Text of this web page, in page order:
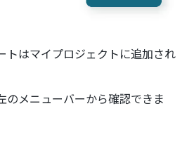
トはマイプロジェクトに追加され
のメニューバーから確認できま